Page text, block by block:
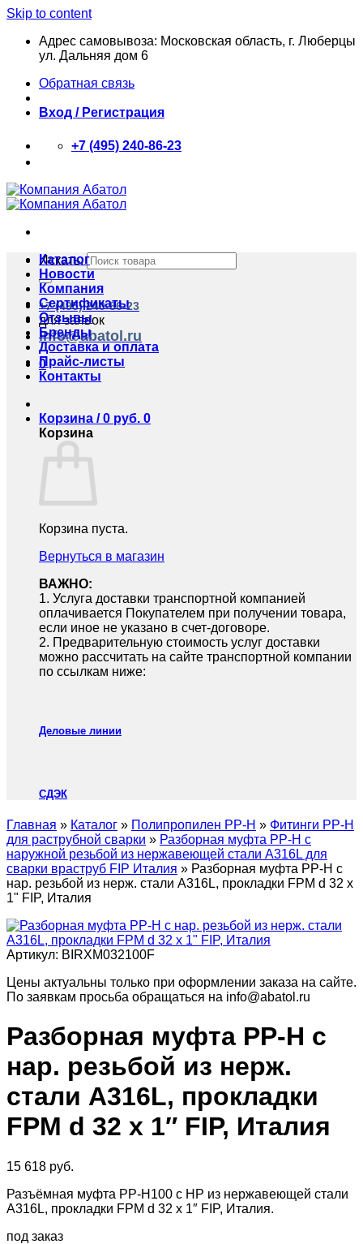
Skip to content
Адрес самовывоза: Московская область, г. Люберцы
ул. Дальняя дом 6
Обратная связь
Вход / Регистрация
+7 (495) 240-86-23
Искать:
+7 (495) 240-86-23
для заявок
info@abatol.ru
0
Каталог
Новости
Компания
Сертификаты
Отзывы
Бренды
Доставка и оплата
Прайс-листы
Контакты
Корзина /0 руб. 0
Корзина
Корзина пуста.
Вернуться в магазин
ВАЖНО:
1.⁠ ⁠Услуга доставки транспортной компанией
оплачивается Покупателем при получении товара,
если иное не указано в счет-договоре.
2.⁠ ⁠Предварительную стоимость услуг доставки
можно рассчитать на сайте транспортной компании
по ссылкам ниже:
Деловые линии
СДЭК
Главная » Каталог » Полипропилен PP-H » Фитинги PP-H
для раструбной сварки » Разборная муфта PP-H с
наружной резьбой из нержавеющей стали A316L для
сварки враструб FIP Италия » Разборная муфта PP-H с
нар. резьбой из нерж. стали A316L, прокладки FPM d 32 х
1" FIP, Италия
Артикул: BIRXM032100F
Цены актуальны только при оформлении заказа на сайте.
По заявкам просьба обращаться на info@abatol.ru
Разборная муфта PP-H с
нар. резьбой из нерж.
стали A316L, прокладки
FPM d 32 х 1″ FIP, Италия
15 618 руб.
Разъёмная муфта PP-H100 с НР из нержавеющей стали
A316L, прокладки FPM d 32 х 1″ FIP, Италия.
под заказ